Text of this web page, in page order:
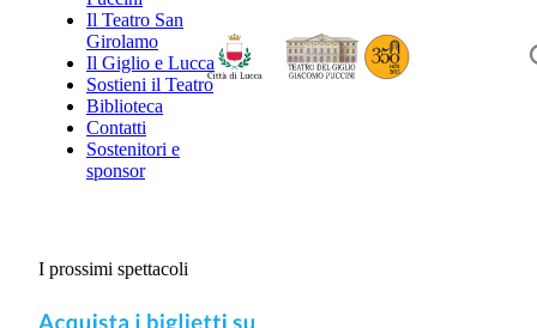
Il Teatro San
Girolamo
Il Giglio e Lucca
Sostieni il Teatro
Biblioteca
Contatti
Sostenitori e
sponsor
I prossimi spettacoli